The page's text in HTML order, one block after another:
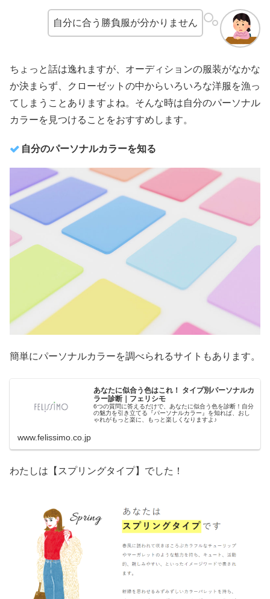
自分に合う勝負服が分かりません
ちょっと話は逸れますが、オーディションの服装がなかな
か決まらず、クローゼットの中からいろいろな洋服を漁っ
てしまうことありますよね。そんな時は自分のパーソナル
カラーを見つけることをおすすめします。
自分のパーソナルカラーを知る
簡単にパーソナルカラーを調べられるサイトもあります。
あなたに似合う色はこれ！ タイプ別パーソナルカ
ラー診断｜フェリシモ
6つの質問に答えるだけで、あなたに似合う色を診断！自分
の魅力を引き立てる『パーソナルカラー』を知れば、おし
ゃれがもっと楽に、もっと楽しくなりますよ♪
www.felissimo.co.jp
わたしは【スプリングタイプ】でした！